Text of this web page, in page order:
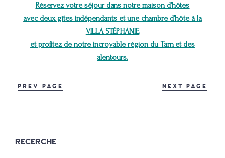
Réservez votre séjour dans notre maison d’hôtes
avec deux gîtes indépendants et une chambre d’hôte à la
VILLA STÉPHANIE
et profitez de notre incroyable région du Tarn et des
alentours.
PREV PAGE NEXT PAGE
RECERCHE